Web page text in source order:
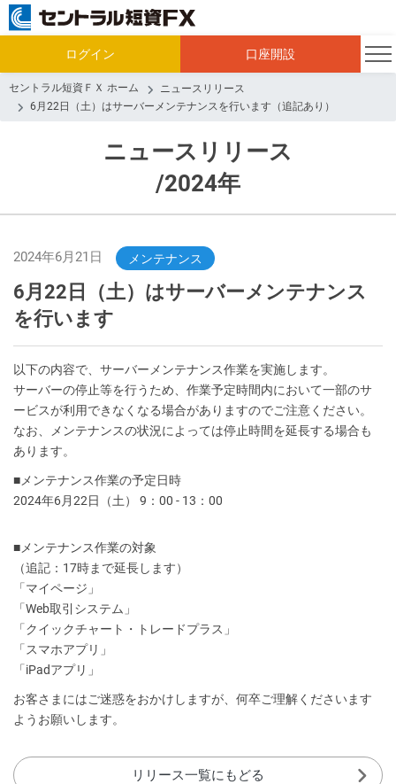
ログイン 口座開設
セントラル短資ＦＸ ホーム
ニュースリリース
6月22日（土）はサーバーメンテナンスを行います（追記あり）
ニュースリリース
/2024年
2024年6月21日 メンテナンス
6月22日（土）はサーバーメンテナンス
を行います
以下の内容で、サーバーメンテナンス作業を実施します。
サーバーの停止等を行うため、作業予定時間内において一部のサ
ービスが利用できなくなる場合がありますのでご注意ください。
なお、メンテナンスの状況によっては停止時間を延長する場合も
あります。
■メンテナンス作業の予定日時
2024年6月22日（土） 9：00 - 13：00
■メンテナンス作業の対象
（追記：17時まで延長します）
「マイページ」
「Web取引システム」
「クイックチャート・トレードプラス」
「スマホアプリ」
「iPadアプリ」
お客さまにはご迷惑をおかけしますが、何卒ご理解くださいます
ようお願いします。
リリース一覧にもどる